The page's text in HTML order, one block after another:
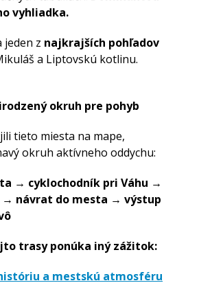
vyhliadka.
jeden z najkrajších pohľadov
a Liptovskú kotlinu.
okruh pre pohyb
tieto miesta na mape,
okruh aktívneho oddychu:
→ cyklochodník pri Váhu →
→ návrat do mesta → výstup
trasy ponúka iný zážitok:
a mestskú atmosféru